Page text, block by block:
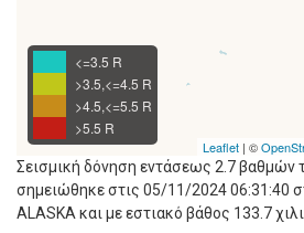
<=3.5 R
>3.5,<=4.5 R
>4.5,<=5.5 R
>5.5 R
Leaflet | ©
Σεισμική δόνηση εντάσεως 2.7 βαθμών
σημειώθηκε στις 05/11/2024 06:31:40
ALASKA και με εστιακό βάθος 133.7